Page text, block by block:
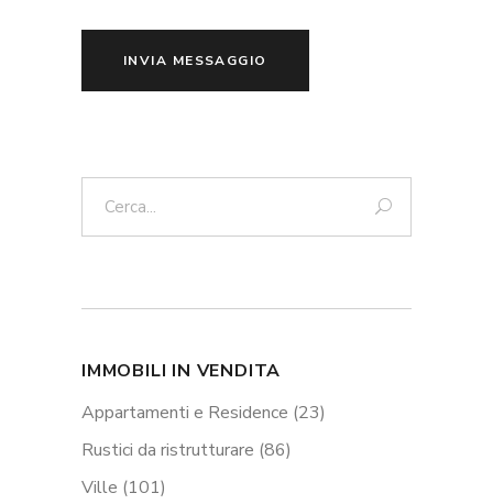
INVIA MESSAGGIO
IMMOBILI IN VENDITA
Appartamenti e Residence (23)
Rustici da ristrutturare (86)
Ville (101)